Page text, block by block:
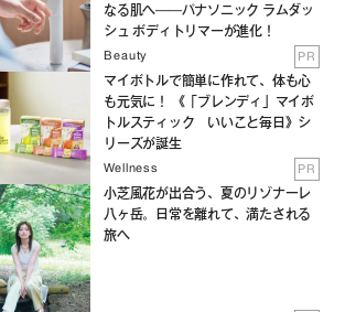
なる肌へ──パナソニック ラムダッ
シュ ボディトリマーが進化！
Beauty PR
マイボトルで簡単に作れて、体も心
も元気に！ 《「ブレンディ」マイボ
トルスティック いいこと毎日》シ
リーズが誕生
Wellness PR
小芝風花が出合う、夏のリゾナーレ
八ヶ岳。日常を離れて、満たされる
旅へ